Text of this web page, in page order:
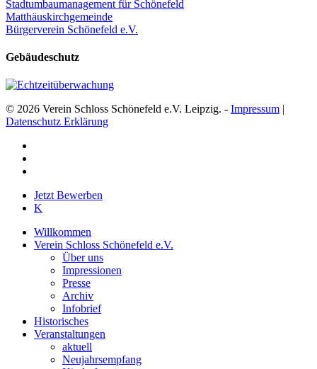
Stadtumbaumanagement für Schönefeld
Matthäuskirchgemeinde
Bürgerverein Schönefeld e.V.
Gebäudeschutz
© 2026 Verein Schloss Schönefeld e.V. Leipzig. - Impressum |
Datenschutz Erklärung
Close
Menu
Jetzt Bewerben
K
Willkommen
Verein Schloss Schönefeld e.V.
Über uns
Impressionen
Presse
Archiv
Infobrief
Historisches
Veranstaltungen
aktuell
Neujahrsempfang